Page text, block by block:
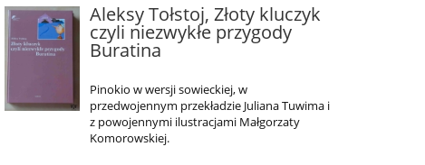
Aleksy Tołstoj, Złoty kluczyk
czyli niezwykłe przygody
Buratina
Pinokio w wersji sowieckiej, w
przedwojennym przekładzie Juliana Tuwima i
z powojennymi ilustracjami Małgorzaty
Komorowskiej.